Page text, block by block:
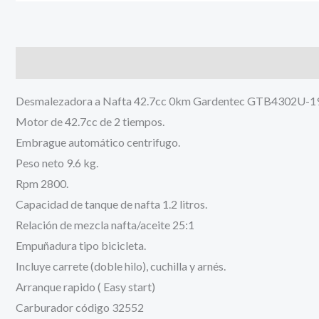
Desmalezadora a Nafta 42.7cc 0km Gardentec GTB4302U-
Motor de 42.7cc de 2 tiempos.
Embrague automático centrifugo.
Peso neto 9.6 kg.
Rpm 2800.
Capacidad de tanque de nafta 1.2 litros.
Relación de mezcla nafta/aceite 25:1
Empuñadura tipo bicicleta.
Incluye carrete (doble hilo), cuchilla y arnés.
Arranque rapido ( Easy start)
Carburador código 32552